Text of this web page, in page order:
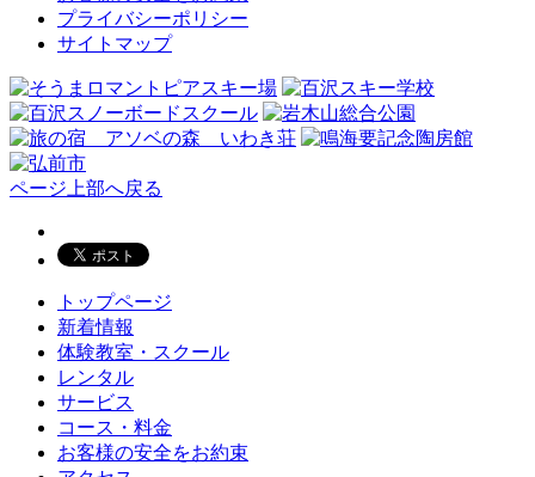
プライバシーポリシー
サイトマップ
ページ上部へ戻る
トップページ
新着情報
体験教室・スクール
レンタル
サービス
コース・料金
お客様の安全をお約束